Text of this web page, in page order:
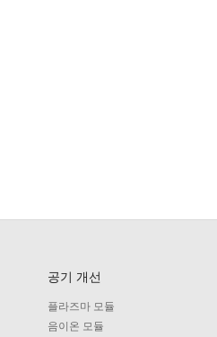
공기 개선
플라즈마 모듈
음이온 모듈